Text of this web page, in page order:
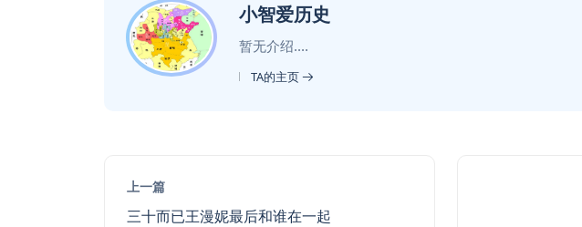
小智爱历史
暂无介绍....
TA的主页
上一篇
三十而已王漫妮最后和谁在一起